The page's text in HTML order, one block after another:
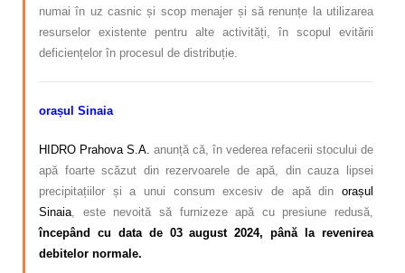
numai în uz casnic și scop menajer și să renunțe la utilizarea
resurselor existente pentru alte activități, în scopul evitării
deficiențelor în procesul de distribuție.
orașul Sinaia
HIDRO Prahova S.A. anunță că, în vederea refacerii stocului de
apă foarte scăzut din rezervoarele de apă, din cauza lipsei
precipitațiilor și a unui consum excesiv de apă din orașul
Sinaia , este nevoită să furnizeze apă cu presiune redusă,
începând cu data de 03 august 2024, până la revenirea
debitelor normale.